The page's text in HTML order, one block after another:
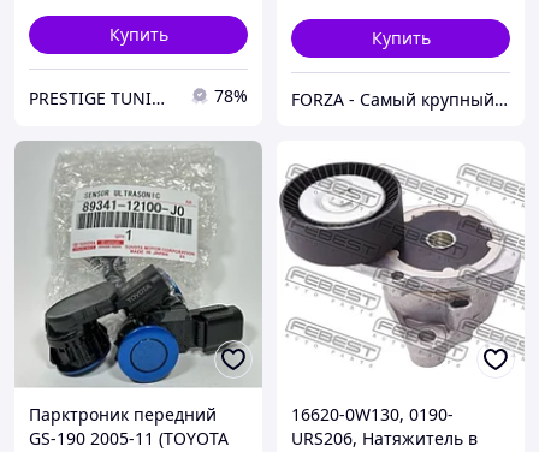
Купить
PRESTIGE TUNING 78%
Купить
FORZA - Самый крупный тюнинг-маркет в Казахстане
Парктроник передний
GS-190 2005-11 (TOYOTA
16620-0W130, 0190-
URS206, Натяжитель в